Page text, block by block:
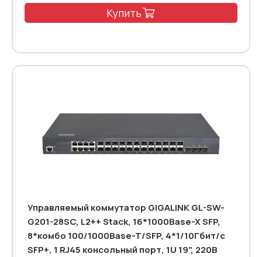
Купить
Управляемый коммутатор GIGALINK GL-SW-
G201-28SC, L2++ Stack, 16*1000Base-X SFP,
8*комбо 100/1000Base-T/SFP, 4*1/10Гбит/с
SFP+, 1 RJ45 консольный порт, 1U 19", 220В